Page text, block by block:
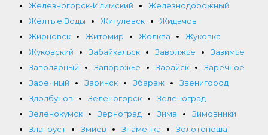
Железногорск-Илимский
Железнодорожный
Жёлтые Воды
Жигулевск
Жидачов
Жирновск
Житомир Жолква
Жуковка
Жуковский
Забайкальск Заволжье
Зазимье
Заполярный
Запорожье Зарайск
Заречное
Заречный
Заринск Збараж
Звенигород
Здолбунов
Зеленогорск
Зеленоград
Зеленокумск
Зерноград Зима
Зимовники
Златоуст
Змиёв Знаменка
Золотоноша